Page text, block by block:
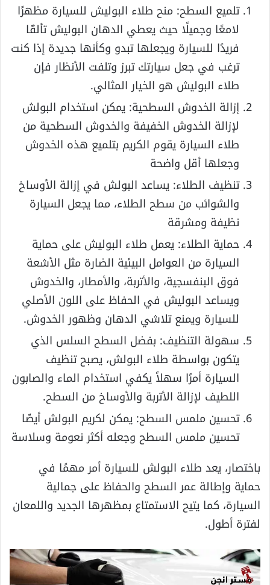
تلميع السطح: منح طلاء البوليش للسيارة مظهرًا
لامعًا وجميلًا حيث يعطي الدهان البوليش تألقًا
فريدًا للسيارة ويجعلها تبدو وكأنها جديدة إذا كنت
ترغب في جعل سيارتك تبرز وتلفت الأنظار فإن
طلاء البوليش هو الخيار المثالي.
إزالة الخدوش السطحية: يمكن استخدام البولش
لإزالة الخدوش الخفيفة والخدوش السطحية من
طلاء السيارة يقوم الكريم بتلميع هذه الخدوش
وجعلها أقل واضحة
تنظيف الطلاء: يساعد البولش في إزالة الأوساخ
والشوائب من سطح الطلاء، مما يجعل السيارة
نظيفة ومشرقة
حماية الطلاء: يعمل طلاء البوليش على حماية
السيارة من العوامل البيئية الضارة مثل الأشعة
فوق البنفسجية، والأتربة، والأمطار، والخدوش
ويساعد البوليش في الحفاظ على اللون الأصلي
للسيارة ويمنع تلاشي الدهان وظهور الخدوش.
سهولة التنظيف: بفضل السطح السلس الذي
يتكون بواسطة طلاء البولش، يصبح تنظيف
السيارة أمرًا سهلاً يكفي استخدام الماء والصابون
اللطيف لإزالة الأتربة والأوساخ من السطح.
تحسين ملمس السطح: يمكن لكريم البولش أيضًا
تحسين ملمس السطح وجعله أكثر نعومة وسلاسة
باختصار، يعد طلاء البولش للسيارة أمر مهمًا في
حماية وإطالة عمر السطح والحفاظ على جمالية
السيارة، كما يتيح الاستمتاع بمظهرها الجديد واللمعان
لفترة أطول.